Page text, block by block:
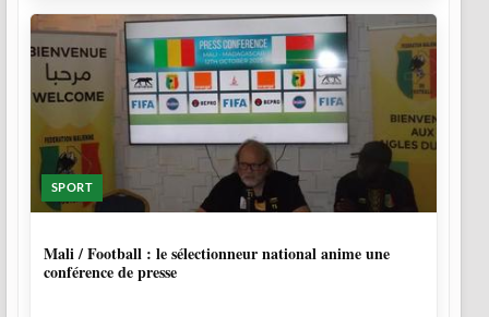
SPORT
Mali / Football : le sélectionneur national anime une
conférence de presse